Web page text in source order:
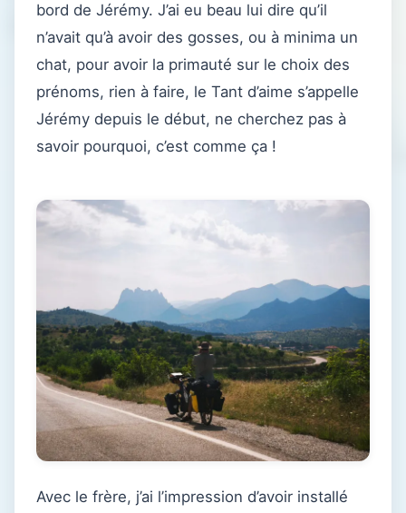
bord de Jérémy. J’ai eu beau lui dire qu’il
n’avait qu’à avoir des gosses, ou à minima un
chat, pour avoir la primauté sur le choix des
prénoms, rien à faire, le Tant d’aime s’appelle
Jérémy depuis le début, ne cherchez pas à
savoir pourquoi, c’est comme ça !
Avec le frère, j’ai l’impression d’avoir installé